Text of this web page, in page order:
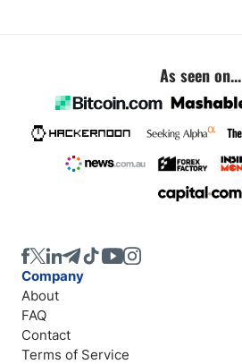
As seen on...
Company
About
FAQ
Contact
Terms of Service